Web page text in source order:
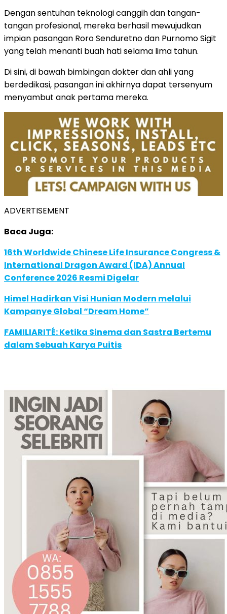
Dengan sentuhan teknologi canggih dan tangan-
tangan profesional, mereka berhasil mewujudkan
impian pasangan Roro Senduretno dan Purnomo Sigit
yang telah menanti buah hati selama lima tahun.
Di sini, di bawah bimbingan dokter dan ahli yang
berdedikasi, pasangan ini akhirnya dapat tersenyum
menyambut anak pertama mereka.
ADVERTISEMENT
Baca Juga:
16th Worldwide Chinese Life Insurance Congress &
International Dragon Award (IDA) Annual
Conference 2026 Resmi Digelar
Himel Hadirkan Visi Hunian Modern melalui
Kampanye Global “Dream Home”
FAMILIARITÉ: Ketika Sinema dan Sastra Bertemu
dalam Sebuah Karya Puitis